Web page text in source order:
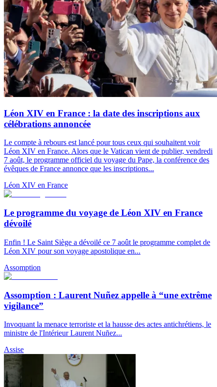
Léon XIV en France : la date des inscriptions aux
célébrations annoncée
Le compte à rebours est lancé pour tous ceux qui souhaitent voir
Léon XIV en France. Alors que le Vatican vient de publier, vendredi
7 août, le programme officiel du voyage du Pape, la conférence des
évêques de France annonce que les inscriptions...
Léon XIV en France
Le programme du voyage de Léon XIV en France
dévoilé
Enfin ! Le Saint Siège a dévoilé ce 7 août le programme complet de
Léon XIV pour son voyage apostolique en...
Assomption
Assomption : Laurent Nuñez appelle à “une extrême
vigilance”
Invoquant la menace terroriste et la hausse des actes antichrétiens, le
ministre de l'Intérieur Laurent Nuñez...
Assise